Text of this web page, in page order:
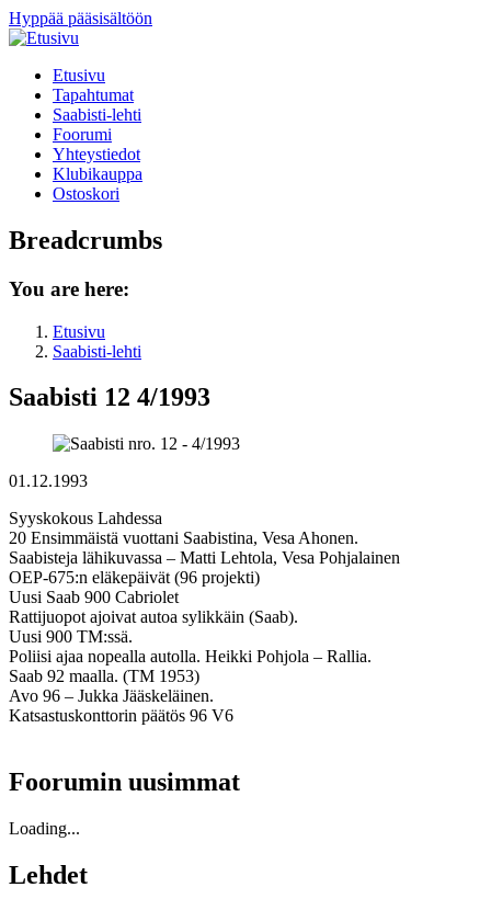
Hyppää pääsisältöön
Etusivu
Tapahtumat
Saabisti-lehti
Foorumi
Yhteystiedot
Klubikauppa
Ostoskori
Breadcrumbs
You are here:
Etusivu
Saabisti-lehti
Saabisti 12 4/1993
01.12.1993
Syyskokous Lahdessa
20 Ensimmäistä vuottani Saabistina, Vesa Ahonen.
Saabisteja lähikuvassa – Matti Lehtola, Vesa Pohjalainen
OEP-675:n eläkepäivät (96 projekti)
Uusi Saab 900 Cabriolet
Rattijuopot ajoivat autoa sylikkäin (Saab).
Uusi 900 TM:ssä.
Poliisi ajaa nopealla autolla. Heikki Pohjola – Rallia.
Saab 92 maalla. (TM 1953)
Avo 96 – Jukka Jääskeläinen.
Katsastuskonttorin päätös 96 V6
Foorumin uusimmat
Loading...
Lehdet